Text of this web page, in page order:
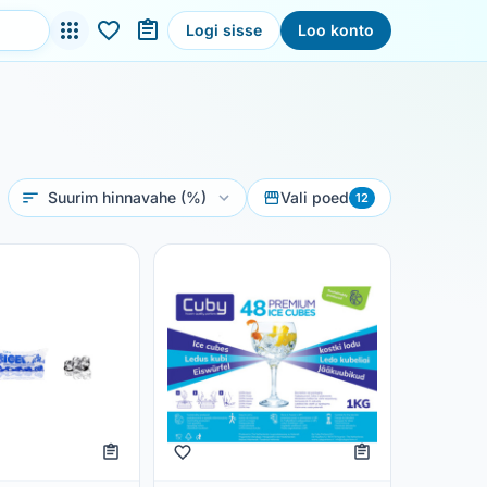
Logi sisse Loo konto
Sorteeri Vali poed 12